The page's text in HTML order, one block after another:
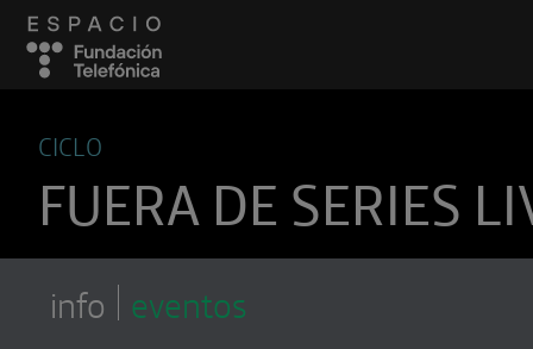
CICLO
FUERA DE SERIES
info eventos